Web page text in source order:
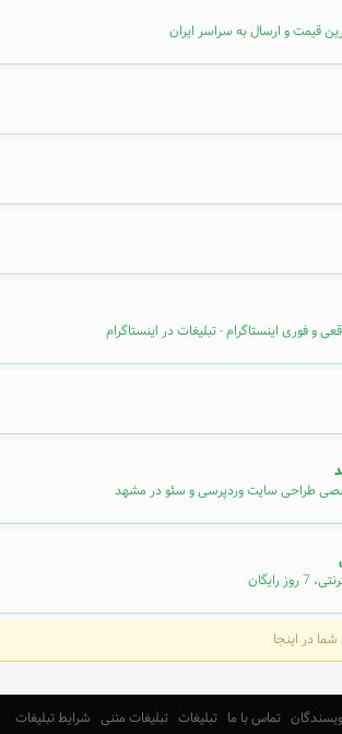
قیمت و ارسال به سراسر ایران
و فوری اینستاگرام - تبلیغات در اینستاگرام
طراحی سایت وردپرسی و سئو در مشهد
در اینجا
تماس با ما تبلیغات تبلیغات متنی شرایط تبلیغات